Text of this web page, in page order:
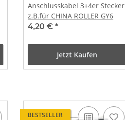
Anschlusskabel 3+4er Stecker
z.B.für CHINA ROLLER GY6
4,20 € *
Jetzt Kaufen
BESTSELLER